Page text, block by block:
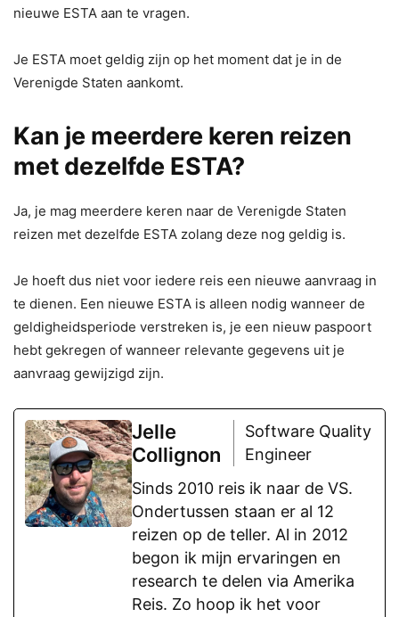
nieuwe ESTA aan te vragen.
Je ESTA moet geldig zijn op het moment dat je in de
Verenigde Staten aankomt.
Kan je meerdere keren reizen
met dezelfde ESTA?
Ja, je mag meerdere keren naar de Verenigde Staten
reizen met dezelfde ESTA zolang deze nog geldig is.
Je hoeft dus niet voor iedere reis een nieuwe aanvraag in
te dienen. Een nieuwe ESTA is alleen nodig wanneer de
geldigheidsperiode verstreken is, je een nieuw paspoort
hebt gekregen of wanneer relevante gegevens uit je
aanvraag gewijzigd zijn.
Jelle
Collignon
Software Quality
Engineer
Sinds 2010 reis ik naar de VS.
Ondertussen staan er al 12
reizen op de teller. Al in 2012
begon ik mijn ervaringen en
research te delen via Amerika
Reis. Zo hoop ik het voor